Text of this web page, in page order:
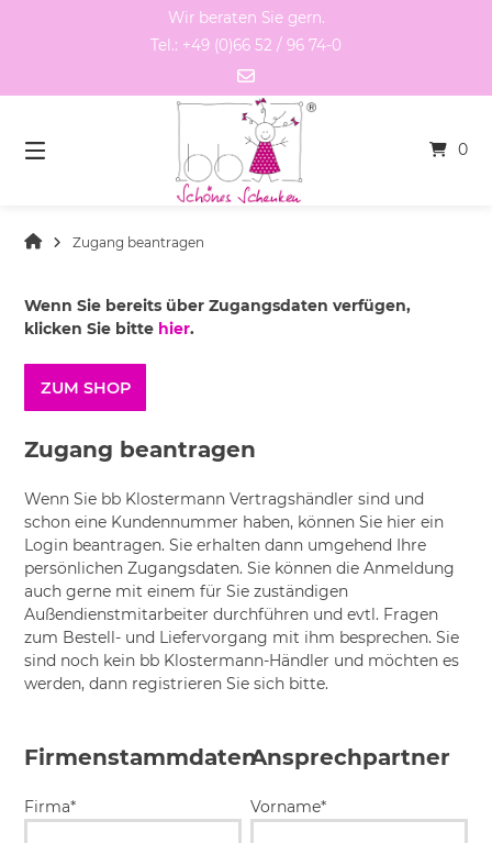
Wir beraten Sie gern.
Tel.: +49 (0)66 52 / 96 74-0
0
Zugang beantragen
Wenn Sie bereits über Zugangsdaten verfügen,
klicken Sie bitte hier.
ZUM SHOP
Zugang beantragen
Wenn Sie bb Klostermann Vertragshändler sind und
schon eine Kundennummer haben, können Sie hier ein
Login beantragen. Sie erhalten dann umgehend Ihre
persönlichen Zugangsdaten. Sie können die Anmeldung
auch gerne mit einem für Sie zuständigen
Außendienstmitarbeiter durchführen und evtl. Fragen
zum Bestell- und Liefervorgang mit ihm besprechen. Sie
sind noch kein bb Klostermann-Händler und möchten es
werden, dann registrieren Sie sich bitte.
Firmenstammdaten
Firma*
Ansprechpartner
Vorname*